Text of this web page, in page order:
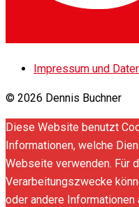
Impressum und
© 2026 Dennis Buchner
Diese Website benutzt
Informationen, welche
Webseite verwenden. Für
Verarbeitungszwecke
oder andere